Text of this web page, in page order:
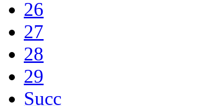
26
27
28
29
Succ